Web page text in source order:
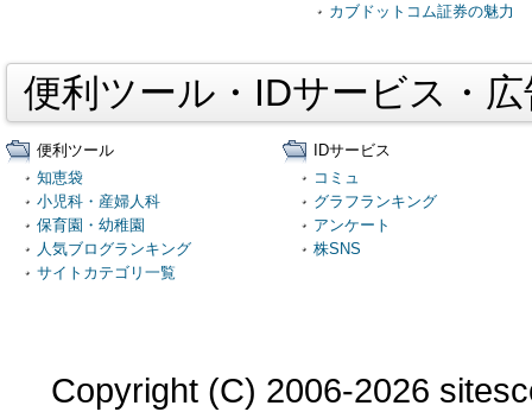
カブドットコム証券の魅力
便利ツール・IDサービス・
便利ツール
知恵袋
小児科・産婦人科
保育園・幼稚園
人気ブログランキング
サイトカテゴリ一覧
IDサービス
コミュ
グラフランキング
アンケート
株SNS
Copyright (C) 2006-2026